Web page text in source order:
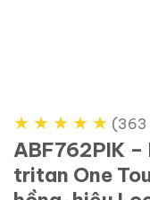
★ ★ ★ ★ ★ (363
ABF762PIK –
tritan One